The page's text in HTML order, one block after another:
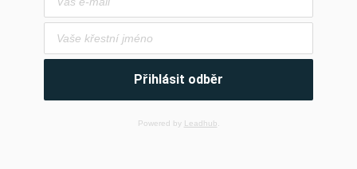
Přihlásit odběr
Powered by Leadhub